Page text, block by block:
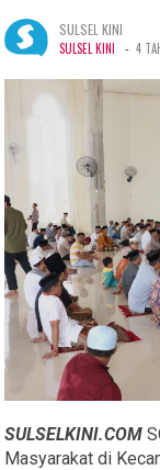
SULSEL KINI
SULSEL KINI - 4
SULSELKINI.COM
Masyarakat di